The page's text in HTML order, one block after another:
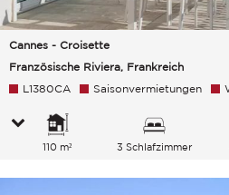
Cannes - Croisette
Französische Riviera, Frankreich
L1380CA Saisonvermietungen
110 m² 3 Schlafzimmer